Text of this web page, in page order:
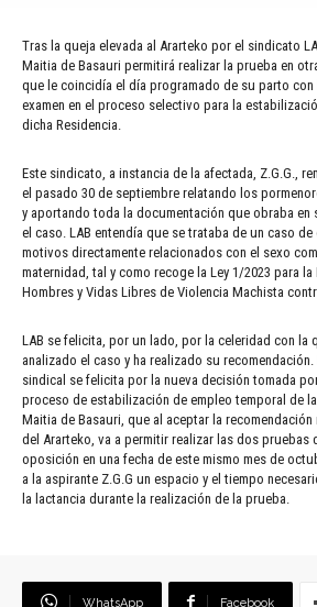
Tras la queja elevada al Ararteko por el sindicato
Maitia de Basauri permitirá realizar la prueba en
que le coincidía el día programado de su parto con
examen en el proceso selectivo para la
dicha Residencia.
Este sindicato, a instancia de la afectada, Z.G.G.,
el pasado 30 de septiembre relatando los
y aportando toda la documentación que obraba en
el caso. LAB entendía que se trataba de un caso
motivos directamente relacionados con el sexo
maternidad, tal y como recoge la Ley 1/2023 para
Hombres y Vidas Libres de Violencia Machista
LAB se felicita, por un lado, por la celeridad con la
analizado el caso y ha realizado su
sindical se felicita por la nueva decisión tomada
proceso de estabilización de empleo temporal de
Maitia de Basauri, que al aceptar la
del Ararteko, va a permitir realizar las dos pruebas
oposición en una fecha de este mismo mes de
a la aspirante Z.G.G un espacio y el tiempo
la lactancia durante la realización de la prueba.
WhatsApp Facebook